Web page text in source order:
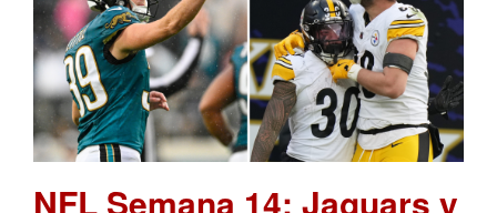
NFL Semana 14: Jaguars y